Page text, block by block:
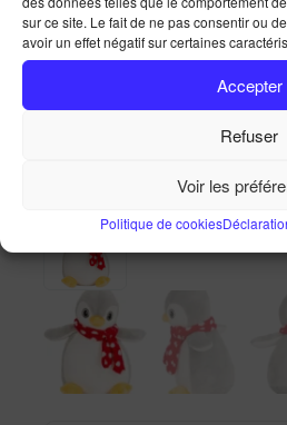
sur ce site. Le fait de ne pas consentir ou
avoir un effet négatif sur certaines
Accepter
Refuser
Voir les
Politique de cookies
Peluche sublimable
Gris/Blanc